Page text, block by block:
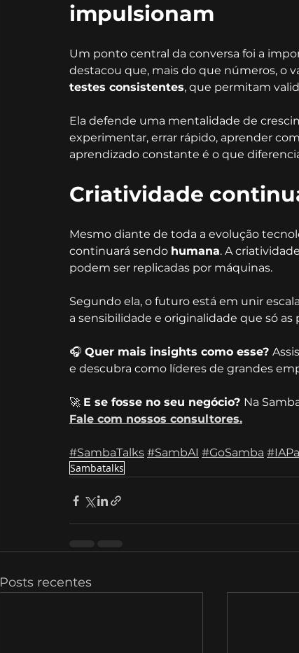
impulsionam
Um ponto central da conversa foi a
destacou que, mais do que números, o
testes consistentes, que permitam
Ela defende uma mentalidade de
experimentar, errar rápido, aprender
aprendizado constante é o que
Criatividade
Mesmo diante de toda a evolução
continuará sendo humana. A
podem ser replicadas por máquinas.
Segundo ela, o futuro está em unir
a sensibilidade e originalidade que só
🎧 Quer mais insights como esse?
e descubra como líderes de grandes
🚀 E se fosse no seu negócio? Na
Fale com nossos consultores.
#SambaTalks #SambAI #GoSamba
Sambatalks
Posts recentes